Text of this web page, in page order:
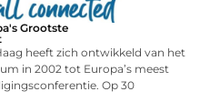
Grootste
heeft zich ontwikkeld van het
in 2002 tot Europa’s meest
Op 30